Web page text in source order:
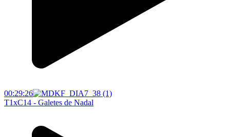
00:29:26
T1xC14 - Galetes de Nadal